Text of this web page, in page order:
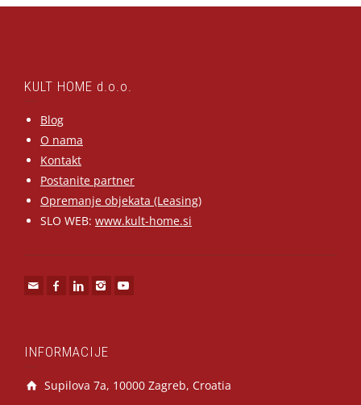
KULT HOME d.o.o.
Blog
O nama
Kontakt
Postanite partner
Opremanje objekata (Leasing)
SLO WEB: www.kult-home.si
INFORMACIJE
Supilova 7a, 10000 Zagreb, Croatia